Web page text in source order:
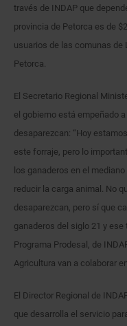
través de INDAP que
provincia de Petorca es de
usuarios de las comunas de
Petorca.
El Secretario Regional
el gobierno está empeñado
desaparezcan: “Hoy
este forraje, pero lo
los ganaderos en el
reducir la carga animal. No
desaparezcan, pero sí que
ganaderos del siglo 21 y ese
Programa Prodesal, de
Agricultura van a colaborar
El Director Regional de
que desarrolla el servicio